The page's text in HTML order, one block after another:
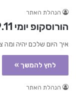
הנהלת האתר
הורוסקופ יומי 19.11
איך היום שלכם יהיה ומה
לחץ להמשך »
הנהלת האתר